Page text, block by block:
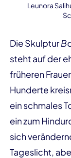
Die Skulptur
steht auf der
früheren
Hunderte
ein schmales
ein zum
sich
Tageslicht,
Leunora